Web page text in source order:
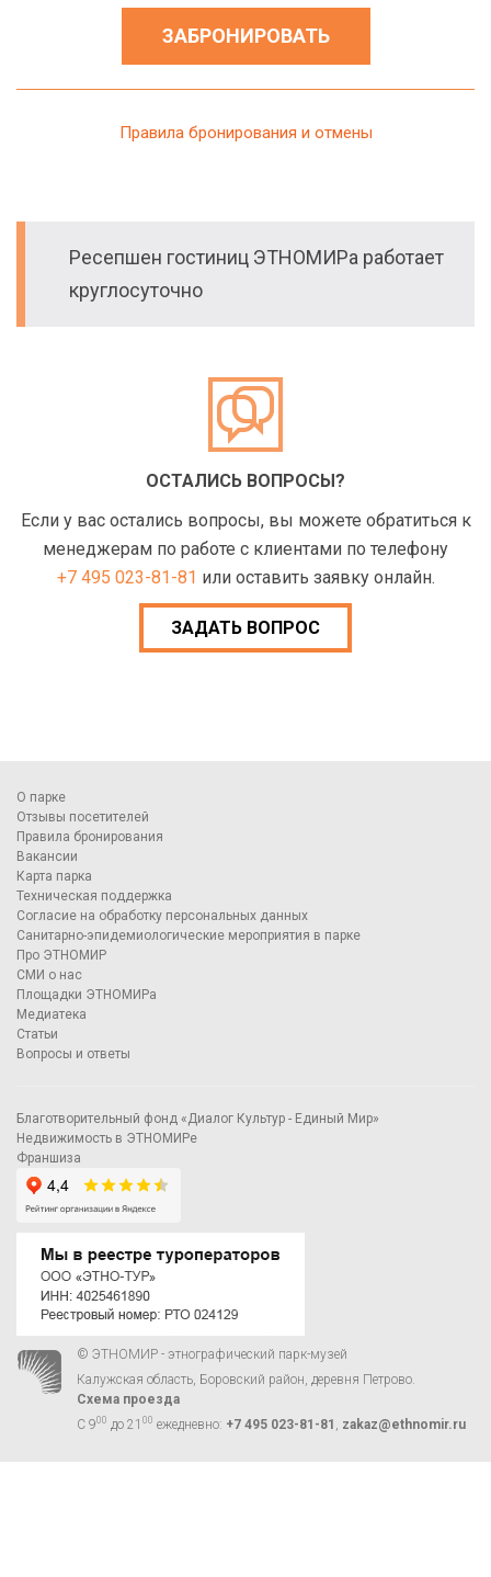
ЗАБРОНИРОВАТЬ
Правила бронирования и отмены
Ресепшен гостиниц ЭТНОМИРа работает
круглосуточно
ОСТАЛИСЬ ВОПРОСЫ?
Если у вас остались вопросы, вы можете обратиться к
менеджерам по работе с клиентами по телефону
+7 495 023-81-81 или оставить заявку онлайн.
ЗАДАТЬ ВОПРОС
О парке
Отзывы посетителей
Правила бронирования
Вакансии
Карта парка
Техническая поддержка
Согласие на обработку персональных данных
Санитарно-эпидемиологические мероприятия в парке
Про ЭТНОМИР
СМИ о нас
Площадки ЭТНОМИРа
Медиатека
Статьи
Вопросы и ответы
Благотворительный фонд «Диалог Культур - Единый Мир»
Недвижимость в ЭТНОМИРе
Франшиза
© ЭТНОМИР - этнографический парк-музей
Калужская область, Боровский район, деревня Петрово.
Схема проезда
С 900 до 21 00 ежедневно: +7 495 023-81-81 zakaz@ethnomir.ru